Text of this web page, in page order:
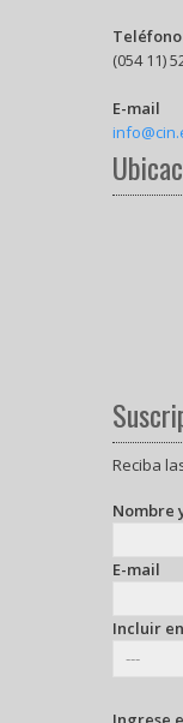
Teléfono
(054 11)
E-mail
Reciba
Nombre
E-mail
Incluir